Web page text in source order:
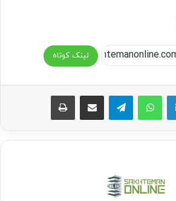
لینک کوتاه
واتس آپ تلگرام اشتراک گذاری از طریق ایمیل چاپ